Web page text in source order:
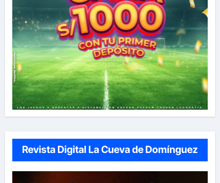
Revista Digital La Cueva de Domínguez